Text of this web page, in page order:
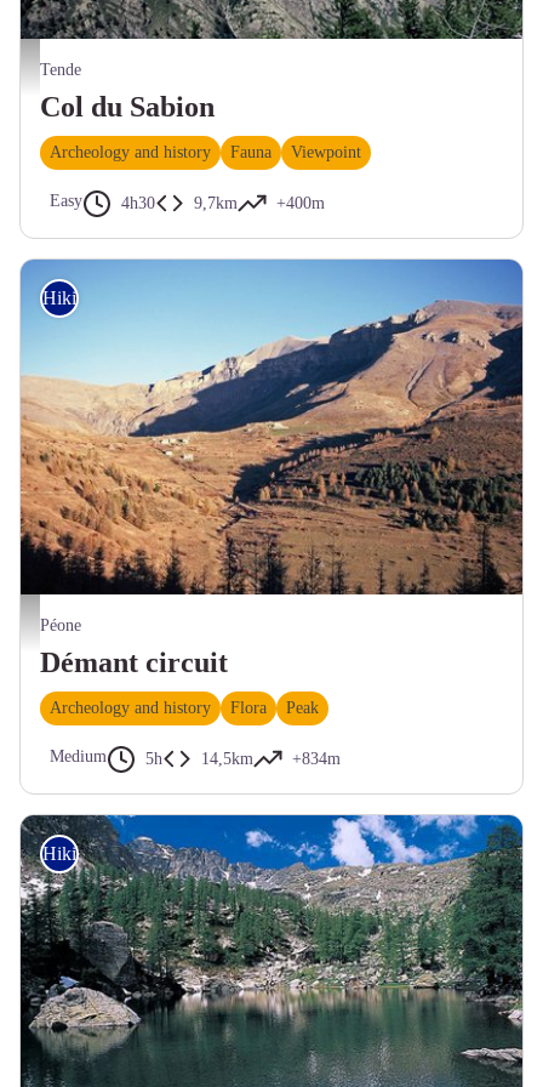
Le col du Sabion en été, sur fond de ciel très dense et très bleu - MALAFOSSE Jean-
Tende
Col du Sabion
Archeology and history Fauna Viewpoint
Easy 4h30 9,7km +400m
Le hameau de la Colle à Valberg et le mont Démant en automne - Guy LOMBART
Hiking
Péone
Démant circuit
Archeology and history Flora Peak
Medium 5h 14,5km +834m
Hiking